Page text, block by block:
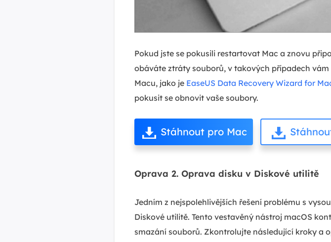
Pokud jste se pokusili restartovat Mac a znovu
obáváte ztráty souborů, v takových případech
Macu, jako je EaseUS Data Recovery Wizard for
pokusit se obnovit vaše soubory.
Stáhnout pro Mac
Oprava 2. Oprava disku v Diskové utilitě
Jedním z nejspolehlivějších řešení problému s
Diskové utilitě. Tento vestavěný nástroj macOS
smazání souborů. Zkontrolujte následující kroky a